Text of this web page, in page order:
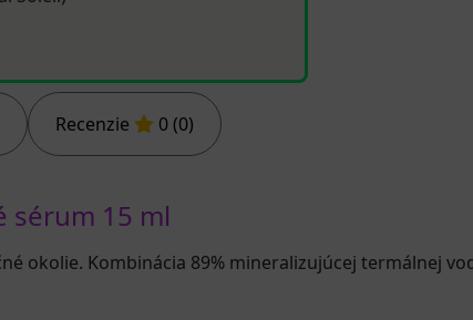
Recenzie 0 (0)
sérum 15 ml
okolie. Kombinácia 89% mineralizujúcej termálnej